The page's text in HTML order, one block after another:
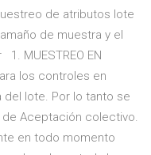
de atributos lote
de muestra y el
MUESTREO EN
los controles en
lote. Por lo tanto se
Aceptación colectivo.
en todo momento